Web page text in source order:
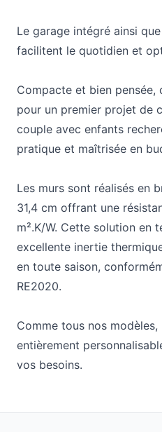
Le garage intégré ainsi
facilitent le quotidien et
Compacte et bien pensée,
pour un premier projet de
couple avec enfants
pratique et maîtrisée en
Les murs sont réalisés en
31,4 cm offrant une
m².K/W. Cette solution en
excellente inertie
en toute saison,
RE2020.
Comme tous nos
entièrement
vos besoins.